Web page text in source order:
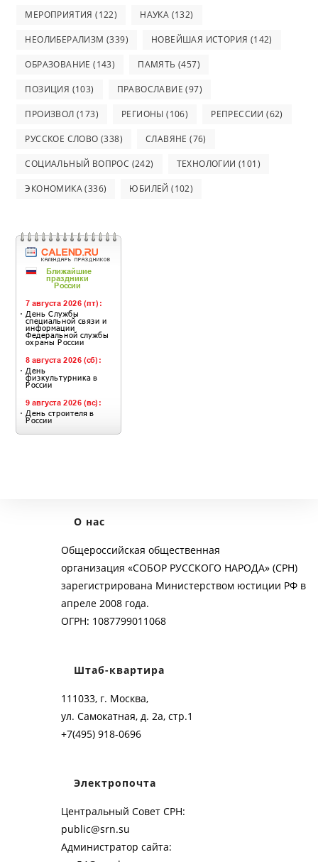
МЕРОПРИЯТИЯ (122) НАУКА (132)
НЕОЛИБЕРАЛИЗМ (339) НОВЕЙШАЯ ИСТОРИЯ (142)
ОБРАЗОВАНИЕ (143) ПАМЯТЬ (457)
ПОЗИЦИЯ (103) ПРАВОСЛАВИЕ (97)
ПРОИЗВОЛ (173) РЕГИОНЫ (106) РЕПРЕССИИ (62)
РУССКОЕ СЛОВО (338) СЛАВЯНЕ (76)
СОЦИАЛЬНЫЙ ВОПРОС (242) ТЕХНОЛОГИИ (101)
ЭКОНОМИКА(336) ЮБИЛЕЙ (102)
О нас
Общероссийская общественная
организация «СОБОР РУССКОГО НАРОДА» (СРН)
зарегистрирована Министерством юстиции РФ в
апреле 2008 года.
ОГРН: 1087799011068
Штаб-квартира
111033, г. Москва,
ул. Самокатная, д. 2а, стр.1
+7(495) 918-0696
Электропочта
Центральный Совет СРН:
public@srn.su
Администратор сайта: